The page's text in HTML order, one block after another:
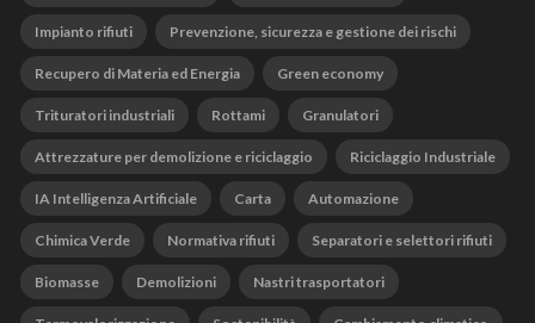
Impianto rifiuti Prevenzione, sicurezza e gestione dei rischi
Recupero di Materia ed Energia Green economy
Trituratori industriali Rottami Granulatori
Attrezzature per demolizione e riciclaggio Riciclaggio Industriale
IA Intelligenza Artificiale Carta Automazione
Chimica Verde Normativa rifiuti Separatori e selettori rifiuti
Biomasse Demolizioni Nastri trasportatori